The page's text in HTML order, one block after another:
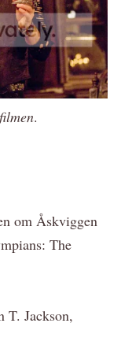
.
om Åskviggen
The
T. Jackson,